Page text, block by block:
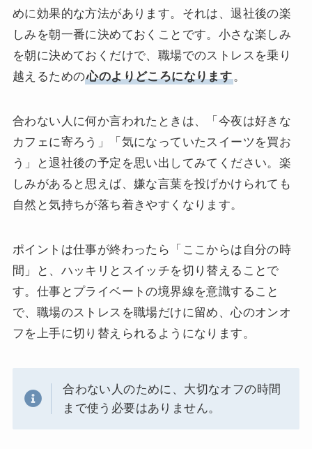
めに効果的な方法があります。それは、退社後の楽
しみを朝一番に決めておくことです。小さな楽しみ
を朝に決めておくだけで、職場でのストレスを乗り
越えるための心のよりどころになります 。
合わない人に何か言われたときは、「今夜は好きな
カフェに寄ろう」「気になっていたスイーツを買お
う」と退社後の予定を思い出してみてください。楽
しみがあると思えば、嫌な言葉を投げかけられても
自然と気持ちが落ち着きやすくなります。
ポイントは仕事が終わったら「ここからは自分の時
間」と、ハッキリとスイッチを切り替えることで
す。仕事とプライベートの境界線を意識すること
で、職場のストレスを職場だけに留め、心のオンオ
フを上手に切り替えられるようになります。
合わない人のために、大切なオフの時間
まで使う必要はありません。